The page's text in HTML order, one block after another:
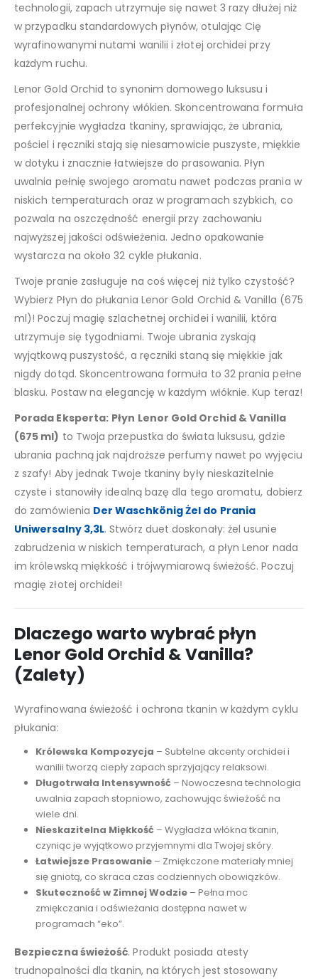
technologii, zapach utrzymuje się nawet 3 razy dłużej niż
w przypadku standardowych płynów, otulając Cię
wyrafinowanymi nutami wanilii i złotej orchidei przy
każdym ruchu.
Lenor Gold Orchid to synonim domowego luksusu i
profesjonalnej ochrony włókien. Skoncentrowana formuła
perfekcyjnie wygładza tkaniny, sprawiając, że ubrania,
pościel i ręczniki stają się niesamowicie puszyste, miękkie
w dotyku i znacznie łatwiejsze do prasowania. Płyn
uwalnia pełnię swojego aromatu nawet podczas prania w
niskich temperaturach oraz w programach szybkich, co
pozwala na oszczędność energii przy zachowaniu
najwyższej jakości odświeżenia. Jedno opakowanie
wystarcza na około 32 cykle płukania.
Twoje pranie zasługuje na coś więcej niż tylko czystość?
Wybierz Płyn do płukania Lenor Gold Orchid & Vanilla (675
ml)! Poczuj magię szlachetnej orchidei i wanilii, która
utrzymuje się tygodniami. Twoje ubrania zyskają
wyjątkową puszystość, a ręczniki staną się miękkie jak
nigdy dotąd. Skoncentrowana formuła to 32 prania pełne
blasku. Postaw na elegancję w każdym włóknie. Kup teraz!
Porada Eksperta: Płyn Lenor Gold Orchid & Vanilla
(675 ml) to Twoja przepustka do świata luksusu, gdzie
ubrania pachną jak najdroższe perfumy nawet po wyjęciu
z szafy! Aby jednak Twoje tkaniny były nieskazitelnie
czyste i stanowiły idealną bazę dla tego aromatu, dobierz
do zamówienia Der Waschkönig Żel do Prania
Uniwersalny 3,3L. Stwórz duet doskonały: żel usunie
zabrudzenia w niskich temperaturach, a płyn Lenor nada
im królewską miękkość i trójwymiarową świeżość. Poczuj
magię złotej orchidei!
Dlaczego warto wybrać płyn
Lenor Gold Orchid & Vanilla?
(Zalety)
Wyrafinowana świeżość i ochrona tkanin w każdym cyklu
płukania:
Królewska Kompozycja – Subtelne akcenty orchidei i
wanilii tworzą ciepły zapach sprzyjający relaksowi.
Długotrwała Intensywność– Nowoczesna technologia
uwalnia zapach stopniowo, zachowując świeżość na
wiele dni.
Nieskazitelna Miękkość– Wygładza włókna tkanin,
czyniąc je wyjątkowo przyjemnymi dla Twojej skóry.
Łatwiejsze Prasowanie– Zmiękczone materiały mniej
się gniotą, co skraca czas codziennych obowiązków.
Skuteczność w Zimnej Wodzie– Pełna moc
zmiękczania i odświeżania dostępna nawet w
programach “eko”.
Bezpieczna świeżość. Produkt posiada atesty
trudnopalności dla tkanin, na których jest stosowany